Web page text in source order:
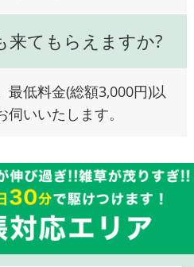
来てもらえますか?
最低料金(総額3,000円)以
伺いいたします。